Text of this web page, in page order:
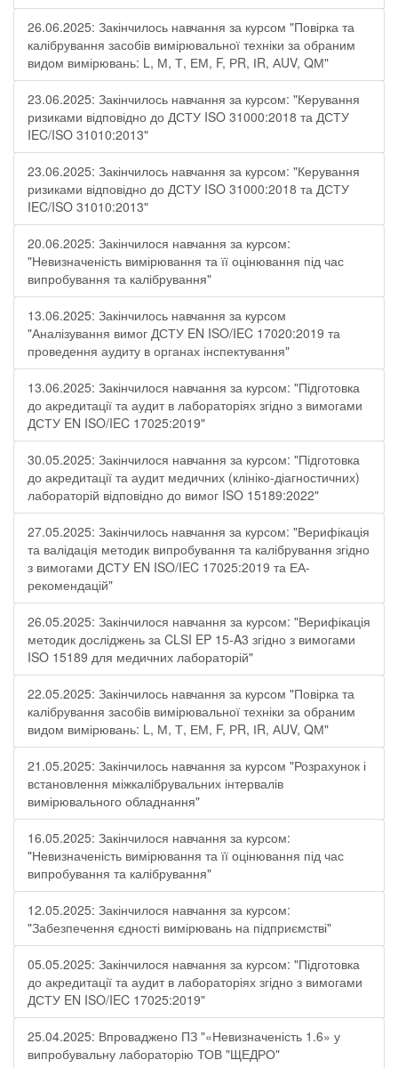
26.06.2025: Закінчилось навчання за курсом "Повірка та
калібрування засобів вимірювальної техніки за обраним
видом вимірювань: L, М, Т, ЕМ, F, РR, ІR, АUV, QМ"
23.06.2025: Закінчилось навчання за курсом: "Керування
ризиками відповідно до ДСТУ ISO 31000:2018 та ДСТУ
IEC/ISO 31010:2013"
23.06.2025: Закінчилось навчання за курсом: "Керування
ризиками відповідно до ДСТУ ISO 31000:2018 та ДСТУ
IEC/ISO 31010:2013"
20.06.2025: Закінчилося навчання за курсом:
"Невизначеність вимірювання та її оцінювання під час
випробування та калібрування"
13.06.2025: Закінчилось навчання за курсом
"Аналізування вимог ДСТУ EN ISO/IEC 17020:2019 та
проведення аудиту в органах інспектування"
13.06.2025: Закінчилося навчання за курсом: "Підготовка
до акредитації та аудит в лабораторіях згідно з вимогами
ДСТУ EN ISO/IEC 17025:2019"
30.05.2025: Закінчилося навчання за курсом: "Підготовка
до акредитації та аудит медичних (клініко-діагностичних)
лабораторій відповідно до вимог ISO 15189:2022"
27.05.2025: Закінчилось навчання за курсом: "Верифікація
та валідація методик випробування та калібрування згідно
з вимогами ДСТУ EN ISO/IEC 17025:2019 та ЕА-
рекомендацій"
26.05.2025: Закінчилося навчання за курсом: "Верифікація
методик досліджень за CLSI EP 15-A3 згідно з вимогами
ISO 15189 для медичних лабораторій"
22.05.2025: Закінчилось навчання за курсом "Повірка та
калібрування засобів вимірювальної техніки за обраним
видом вимірювань: L, М, Т, ЕМ, F, РR, ІR, АUV, QМ"
21.05.2025: Закінчилось навчання за курсом "Розрахунок і
встановлення міжкалібрувальних інтервалів
вимірювального обладнання"
16.05.2025: Закінчилося навчання за курсом:
"Невизначеність вимірювання та її оцінювання під час
випробування та калібрування"
12.05.2025: Закінчилося навчання за курсом:
"Забезпечення єдності вимірювань на підприємстві"
05.05.2025: Закінчилося навчання за курсом: "Підготовка
до акредитації та аудит в лабораторіях згідно з вимогами
ДСТУ EN ISO/IEC 17025:2019"
25.04.2025: Впроваджено ПЗ "«Невизначеність 1.6» у
випробувальну лабораторію ТОВ "ЩЕДРО"